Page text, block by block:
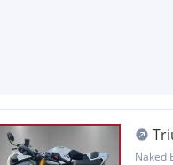
Naked